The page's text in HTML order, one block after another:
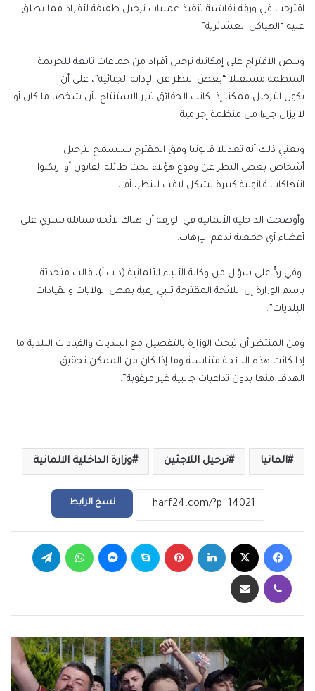
اقترحت في ورقة نقاشية تنفيذ عمليات ترحيل طفيفة لأفراد مما يطلق
عليه “الهياكل العشائرية”.
وينص الاقتراح على إمكانية ترحيل أفراد من جماعات تابعة للجريمة
المنظمة مستقبلا “بغض النظر عن الإدانة الجنائية”، على أن
يكون الترحيل ممكنا إذا كانت الحقائق تبرر الاستنتاج بأن شخصا ما كان أو
لا يزال جزءا من منظمة إجرامية.
ويعني ذلك أنه تعديلا قانونيا وفق المقترح سيسمح بترحيل
أشخاص بغض النظر عن وقوع هؤلاء تحت طائلة القانون أو ارتكبوا
انتهاكات قانونية كبيرة بشكل لافت للنظر، أم لا.
وأوضحت الداخلية الألمانية في الورقة أن هناك لائحة مماثلة تسري على
أعضاء أي جمعية تدعم الإرهاب.
وفي ردٍّ على سؤال من وكالة الأنباء الألمانية (د.ب.أ)، قالت متحدثة
باسم الوزارة إن اللائحة المقترحة تلبي رغبة بعض الولايات والقيادات
البلديات”.
ومن المنتظر أن تبحث الوزارة بالتفصيل مع البلديات والقيادات البلدية ما
إذا كانت هذه اللائحة متناسبة وما إذا كان من الممكن تحقيق
الهدف منها بدون تداعيات جانبية غير مرغوبة”.
المانيا ترحيل اللاجئين وزارة الداخلية الالمانية
نسخ الرابط
فيسبوك لينكدإن بينتيريست سكايب ماسنجر واتساب
ڤايبر مشاركة عبر البريد